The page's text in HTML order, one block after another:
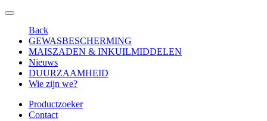
Back
GEWASBESCHERMING
MAISZADEN & INKUILMIDDELEN
Nieuws
DUURZAAMHEID
Wie zijn we?
Productzoeker
Contact